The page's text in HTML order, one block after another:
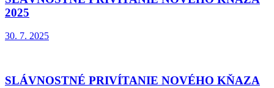
2025
30. 7. 2025
SLÁVNOSTNÉ PRIVÍTANIE NOVÉHO KŇAZA